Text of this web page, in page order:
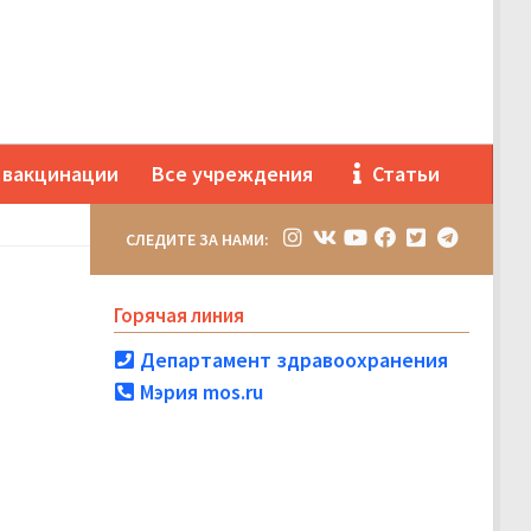
вакцинации Все учреждения Статьи
СЛЕДИТЕ ЗА НАМИ:
Горячая линия
Департамент здравоохранения
Мэрия mos.ru